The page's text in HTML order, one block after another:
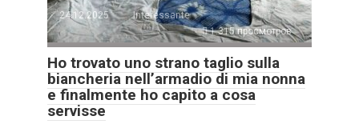
24.12.2025
Interessante
1.315 просмотров
Ho trovato uno strano taglio sulla
biancheria nell’armadio di mia nonna
e finalmente ho capito a cosa
servisse